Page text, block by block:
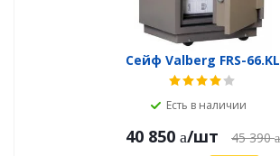
Сейф Valberg FRS-66.KL
Есть в наличии
40 850 /шт 45 390